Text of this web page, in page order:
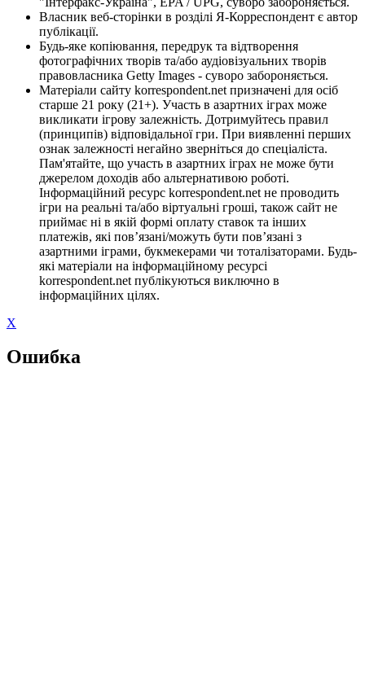
Власник веб-сторінки в розділі Я-Корреспондент є автор
публікації.
Будь-яке копіювання, передрук та відтворення
фотографічних творів та/або аудіовізуальних творів
правовласника Getty Images - суворо забороняється.
Матеріали сайту korrespondent.net призначені для осіб
старше 21 року (21+). Участь в азартних іграх може
викликати ігрову залежність. Дотримуйтесь правил
(принципів) відповідальної гри. При виявленні перших
ознак залежності негайно зверніться до спеціаліста.
Пам'ятайте, що участь в азартних іграх не може бути
джерелом доходів або альтернативою роботі.
Інформаційний ресурс korrespondent.net не проводить
ігри на реальні та/або віртуальні гроші, також сайт не
приймає ні в якій формі оплату ставок та інших
платежів, які пов’язані/можуть бути пов’язані з
азартними іграми, букмекерами чи тоталізаторами. Будь-
які матеріали на інформаційному ресурсі
korrespondent.net публікуються виключно в
інформаційних цілях.
X
Ошибка